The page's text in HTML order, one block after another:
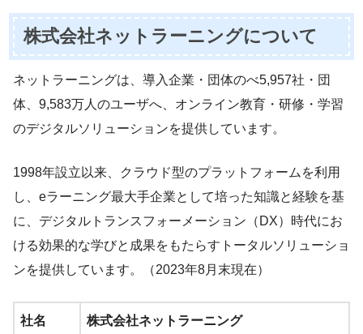
株式会社ネットラーニングについて
ネットラーニングは、導入企業・団体のべ5,957社・団
体、9,583万人のユーザへ、オンライン教育・研修・学習
のデジタルソリューションを提供しています。
1998年設立以来、クラウド型のプラットフォームを利用
し、eラーニング最大手企業として培った知識と経験を基
に、デジタルトランスフォーメーション（DX）時代にお
ける効果的な学びと成果をもたらすトータルソリューショ
ンを提供しています。（2023年8月末現在）
社名 株式会社ネットラーニング